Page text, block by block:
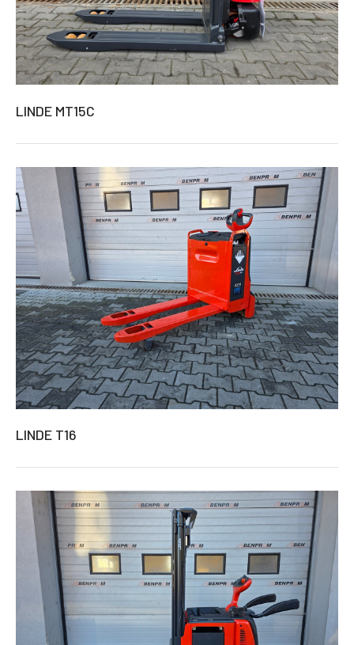
LINDE MT15C
LINDE T16